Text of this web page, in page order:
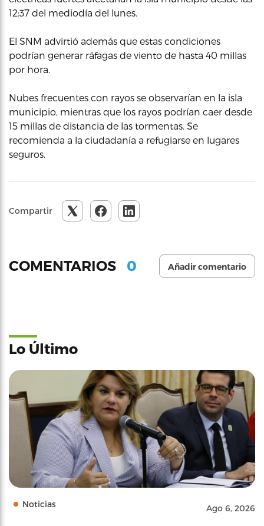
12:37 del mediodía del lunes.
El SNM advirtió además que estas condiciones
podrían generar ráfagas de viento de hasta 40 millas
por hora.
Nubes frecuentes con rayos se observarían en la isla
municipio, mientras que los rayos podrían caer desde
15 millas de distancia de las tormentas. Se
recomienda a la ciudadanía a refugiarse en lugares
seguros.
Compartir
COMENTARIOS 0 Añadir comentario
Lo Último
Noticias Ago 6, 2026